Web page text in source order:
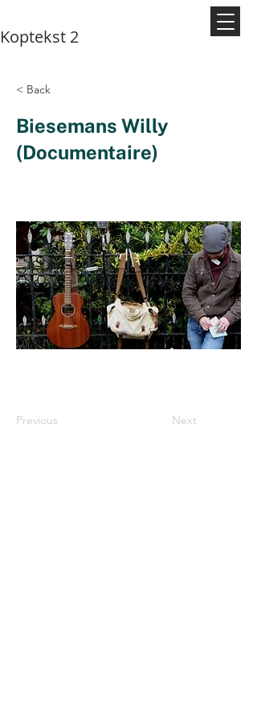
Koptekst 2
< Back
Biesemans Willy
(Documentaire)
Previous Next